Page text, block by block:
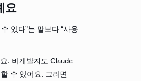
요
있다”는 말보다 “사용
. 비개발자도 Claude
수 있어요. 그러면